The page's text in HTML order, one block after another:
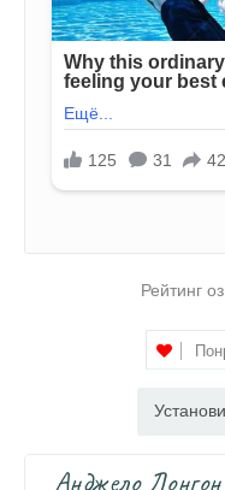
Рейтинг
Анджело